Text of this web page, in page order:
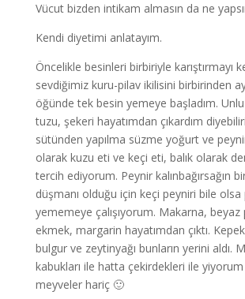
Vücut bizden intikam almasın da ne
Kendi diyetimi anlatayım.
Öncelikle besinleri birbiriyle karıştırmayı
sevdiğimiz kuru-pilav ikilisini birbirinden
öğünde tek besin yemeye başladım.
tuzu, şekeri hayatımdan çıkardım
sütünden yapılma süzme yoğurt ve
olarak kuzu eti ve keçi eti, balık olarak
tercih ediyorum. Peynir kalınbağırsağın
düşmanı olduğu için keçi peyniri bile olsa
yememeye çalışıyorum. Makarna, beyaz
ekmek, margarin hayatımdan çıktı.
bulgur ve zeytinyağı bunların yerini aldı.
kabukları ile hatta çekirdekleri ile
meyveler hariç 🙂